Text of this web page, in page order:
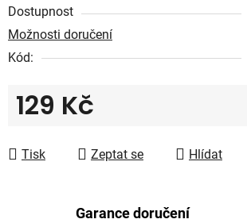
Dostupnost
Možnosti doručení
Kód:
129 Kč
Tisk
Zeptat se Hlídat
Garance doručení